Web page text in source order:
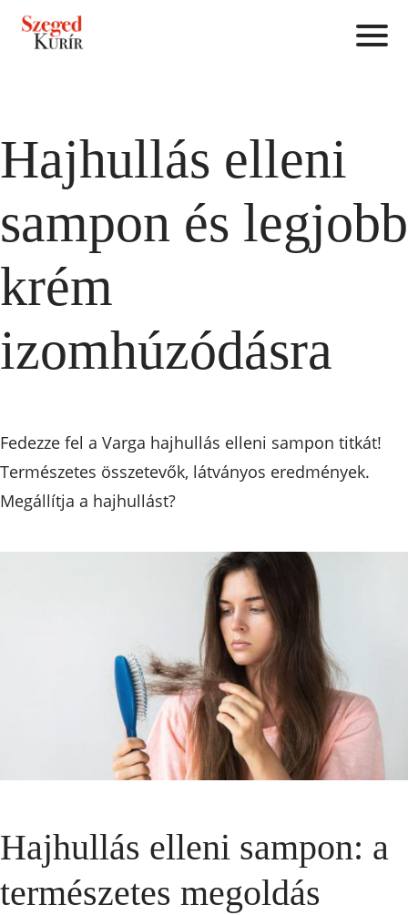
Hajhullás elleni
sampon és legjobb
krém
izomhúzódásra
Fedezze fel a Varga hajhullás elleni sampon titkát!
Természetes összetevők, látványos eredmények.
Megállítja a hajhullást?
Hajhullás elleni sampon: a
természetes megoldás